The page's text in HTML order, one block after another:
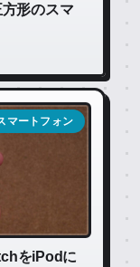
形のスマ
マートフォン
をiPodに